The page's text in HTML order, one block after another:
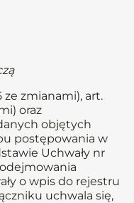
ze zmianami), art.
oraz
objętych
postępowania w
Uchwały nr
o wpis do rejestru
uchwala się,